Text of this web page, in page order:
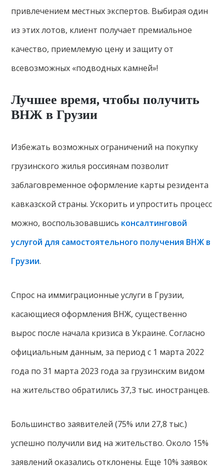
привлечением местных экспертов. Выбирая один
из этих лотов, клиент получает премиальное
качество, приемлемую цену и защиту от
всевозможных «подводных камней»!
Лучшее время, чтобы получить
ВНЖ в Грузии
Избежать возможных ограничений на покупку
грузинского жилья россиянам позволит
заблаговременное оформление карты резидента
кавказской страны. Ускорить и упростить процесс
можно, воспользовавшись консалтинговой
услугой для самостоятельного получения ВНЖ в
Грузии.
Спрос на иммиграционные услуги в Грузии,
касающиеся оформления ВНЖ, существенно
вырос после начала кризиса в Украине. Согласно
официальным данным, за период с 1 марта 2022
года по 31 марта 2023 года за грузинским видом
на жительство обратились 37,3 тыс. иностранцев.
Большинство заявителей (75% или 27,8 тыс.)
успешно получили вид на жительство. Около 15%
заявлений оказались отклонены. Еще 10% заявок